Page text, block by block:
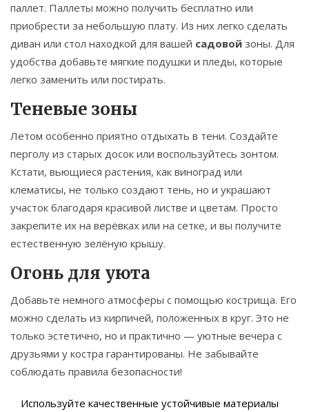
паллет. Паллеты можно получить бесплатно или
приобрести за небольшую плату. Из них легко сделать
диван или стол находкой для вашей садовой зоны. Для
удобства добавьте мягкие подушки и пледы, которые
легко заменить или постирать.
Теневые зоны
Летом особенно приятно отдыхать в тени. Создайте
перголу из старых досок или воспользуйтесь зонтом.
Кстати, вьющиеся растения, как виноград или
клематисы, не только создают тень, но и украшают
участок благодаря красивой листве и цветам. Просто
закрепите их на верёвках или на сетке, и вы получите
естественную зелёную крышу.
Огонь для уюта
Добавьте немного атмосферы с помощью кострища. Его
можно сделать из кирпичей, положенных в круг. Это не
только эстетично, но и практично — уютные вечера с
друзьями у костра гарантированы. Не забывайте
соблюдать правила безопасности!
Используйте качественные устойчивые материалы